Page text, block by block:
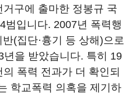
구에 출마한 정봉규 국
범입니다. 2007년 폭력행
(집단·흉기 등 상해)으로
을 받았습니다. 특히 19
폭력 전과가 더 확인되
학교폭력 의혹을 제기하